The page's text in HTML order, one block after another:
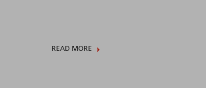
READ MORE